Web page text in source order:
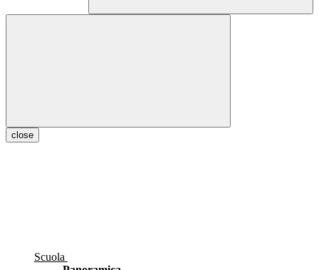
close
Scuola